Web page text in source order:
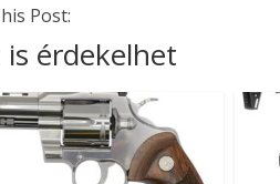
Post:
is érdekelhet